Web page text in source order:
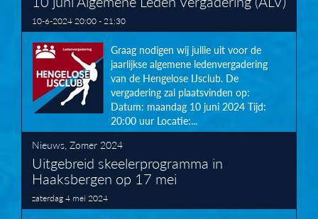
10-6-2024 20:00 - 21:30
Graag nodigen wij jullie uit voor de
jaarlijkse algemene ledenvergadering
van de Hengelose IJsclub. De
vergadering zal plaatsvinden op:
Datum: maandag 10 juni 2024 Tijd:
20:00 uur Locatie:...
Nieuws Zomer 2024
Uitgebreid skeelerprogramma in
Haaksbergen op 17 mei
zaterdag 4 mei 2024